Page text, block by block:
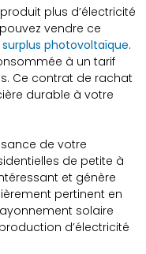
plus d’électricité
vendre ce
photovoltaïque.
à un tarif
Ce contrat de rachat
durable à votre
de votre
de petite à
et génère
pertinent en
solaire
d’électricité